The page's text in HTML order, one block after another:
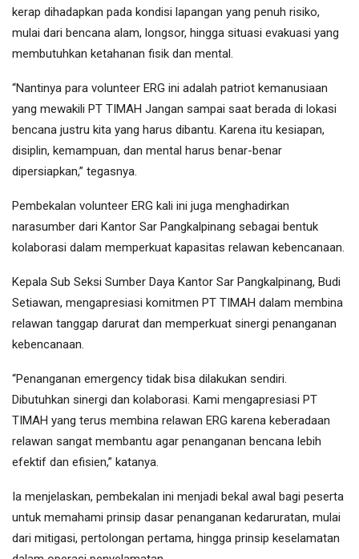
kerap dihadapkan pada kondisi lapangan yang penuh risiko,
mulai dari bencana alam, longsor, hingga situasi evakuasi yang
membutuhkan ketahanan fisik dan mental.
“Nantinya para volunteer ERG ini adalah patriot kemanusiaan
yang mewakili PT TIMAH Jangan sampai saat berada di lokasi
bencana justru kita yang harus dibantu. Karena itu kesiapan,
disiplin, kemampuan, dan mental harus benar-benar
dipersiapkan,” tegasnya.
Pembekalan volunteer ERG kali ini juga menghadirkan
narasumber dari Kantor Sar Pangkalpinang sebagai bentuk
kolaborasi dalam memperkuat kapasitas relawan kebencanaan.
Kepala Sub Seksi Sumber Daya Kantor Sar Pangkalpinang, Budi
Setiawan, mengapresiasi komitmen PT TIMAH dalam membina
relawan tanggap darurat dan memperkuat sinergi penanganan
kebencanaan.
“Penanganan emergency tidak bisa dilakukan sendiri.
Dibutuhkan sinergi dan kolaborasi. Kami mengapresiasi PT
TIMAH yang terus membina relawan ERG karena keberadaan
relawan sangat membantu agar penanganan bencana lebih
efektif dan efisien,” katanya.
Ia menjelaskan, pembekalan ini menjadi bekal awal bagi peserta
untuk memahami prinsip dasar penanganan kedaruratan, mulai
dari mitigasi, pertolongan pertama, hingga prinsip keselamatan